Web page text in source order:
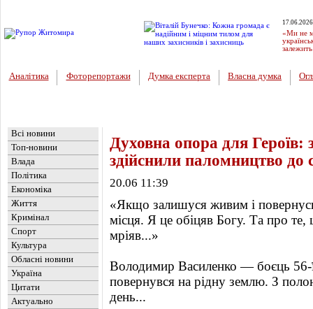
«Ми не
Аналітика Фоторепортажи Думка експерта Власна думка
Всі новини
Топ-новини
Влада
Політика
Економіка
Життя
Кримінал
Спорт
Культура
Обласні новини
Україна
Цитати
Актуально
Духовна опора для
здійснили паломництво до
20.06 11:39
«Якщо залишуся живим і
місця. Я це обіцяв Богу. Та про
мріяв...»
Володимир Василенко — боєць 56-
повернувся на рідну землю. З
день...